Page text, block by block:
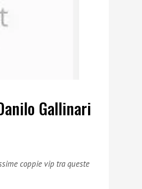
Gallinari
coppie vip tra queste